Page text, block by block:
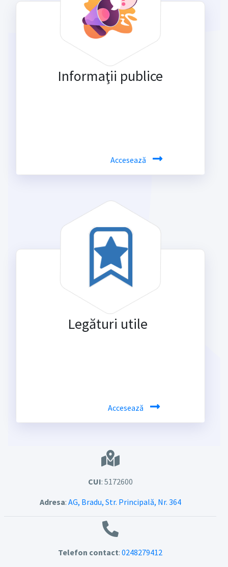
Informaţii publice
Accesează
Legături utile
Accesează
CUI: 5172600
Adresa: AG, Bradu, Str. Principală, Nr. 364
Telefon contact: 0248279412